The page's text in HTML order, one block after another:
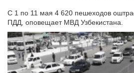
С 1 по 11 мая 4 620 пешеходов
ПДД, оповещает МВД Узбекистана.